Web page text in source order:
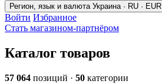
Регион, язык и валюта Украина · RU · EUR
Войти Избранное
Стать магазином-партнёром
Каталог товаров
57 064 позиций · 50 категории